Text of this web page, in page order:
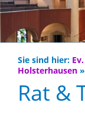
Sie sind hier:
Holsterhausen »
Rat &